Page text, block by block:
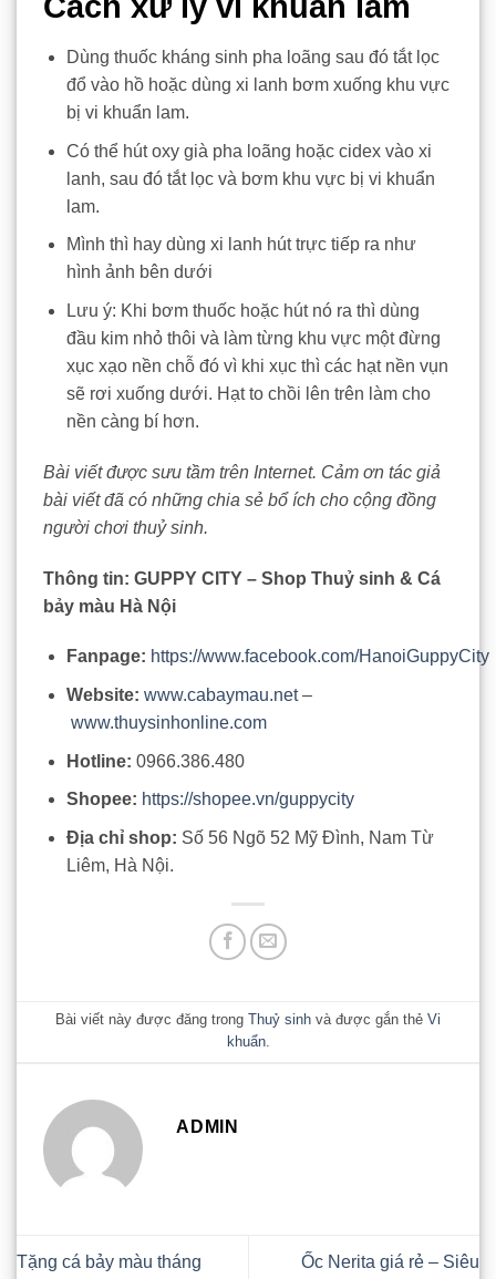
Dùng thuốc kháng sinh pha loãng sau đó tắt lọc
đổ vào hồ hoặc dùng xi lanh bơm xuống khu vực
bị vi khuẩn lam.
Có thể hút oxy già pha loãng hoặc cidex vào xi
lanh, sau đó tắt lọc và bơm khu vực bị vi khuẩn
lam.
Mình thì hay dùng xi lanh hút trực tiếp ra như
hình ảnh bên dưới
Lưu ý: Khi bơm thuốc hoặc hút nó ra thì dùng
đầu kim nhỏ thôi và làm từng khu vực một đừng
xục xạo nền chỗ đó vì khi xục thì các hạt nền vụn
sẽ rơi xuống dưới. Hạt to chồi lên trên làm cho
nền càng bí hơn.
Bài viết được sưu tầm trên Internet. Cảm ơn tác giả
bài viết đã có những chia sẻ bổ ích cho cộng đồng
người chơi thuỷ sinh.
Thông tin: GUPPY CITY – Shop Thuỷ sinh & Cá
bảy màu Hà Nội
Fanpage: https://www.facebook.com/HanoiGuppyCity
Website: www.cabaymau.net–
www.thuysinhonline.com
Hotline: 0966.386.480
Shopee: https://shopee.vn/guppycity
Địa chỉ shop: Số 56 Ngõ 52 Mỹ Đình, Nam Từ
Liêm, Hà Nội.
Bài viết này được đăng trong Thuỷ sinh và được gắn thẻ Vi
khuẩn.
ADMIN
Tặng cá bảy màu tháng
Ốc Nerita giá rẻ – Siêu